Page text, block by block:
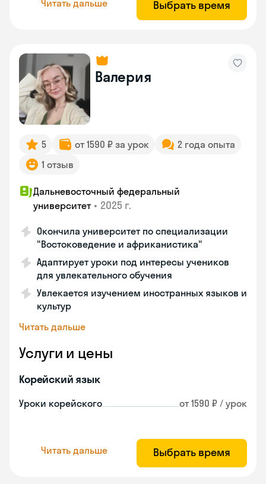
Читать дальше Выбрать время
Валерия
5 от 1590 ₽ за урок
2 года опыта
1 отзыв
Дальневосточный федеральный
университет • 2025 г.
Окончила университет по специализации
"Востоковедение и африканистика"
Адаптирует уроки под интересы учеников
для увлекательного обучения
Увлекается изучением иностранных языков и
культур
Читать дальше
Услуги и цены
Корейский язык
Уроки корейского от 1590 ₽ / урок
Читать дальше Выбрать время